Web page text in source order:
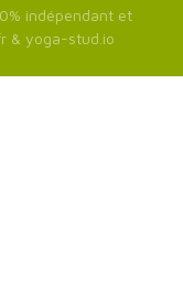
indépendant et
& yoga-stud.io